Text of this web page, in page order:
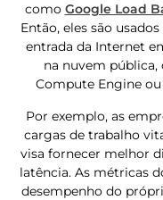
como Google Load
Então, eles são
entrada da Internet
na nuvem
Compute Engine
Por exemplo, as
cargas de trabalho
visa fornecer melhor
latência. As métricas
desempenho do